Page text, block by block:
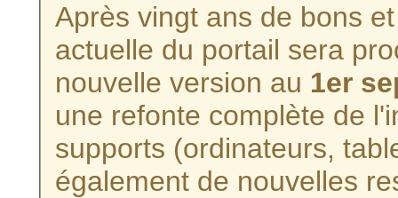
Après vingt ans de bons
actuelle du portail sera
nouvelle version au 1er
une refonte complète de
supports (ordinateurs,
également de nouvelles